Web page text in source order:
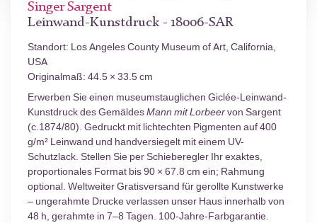
Singer Sargent
Leinwand-Kunstdruck - 18006-SAR
Standort: Los Angeles County Museum of Art, California,
USA
Originalmaß: 44.5 × 33.5 cm
Erwerben Sie einen museumstauglichen Giclée-Leinwand-
Kunstdruck des GemäldesMann mit Lorbeervon Sargent
(c.1874/80). Gedruckt mit lichtechten Pigmenten auf 400
g/m² Leinwand und handversiegelt mit einem UV-
Schutzlack. Stellen Sie per Schieberegler Ihr exaktes,
proportionales Format bis 90 × 67.8 cm ein; Rahmung
optional. Weltweiter Gratisversand für gerollte Kunstwerke
– ungerahmte Drucke verlassen unser Haus innerhalb von
48 h, gerahmte in 7–8 Tagen. 100-Jahre-Farbgarantie.